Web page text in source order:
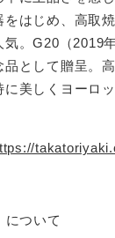
はじめ、高取
気。G20（2019
品として贈呈。
美しくヨーロ
について